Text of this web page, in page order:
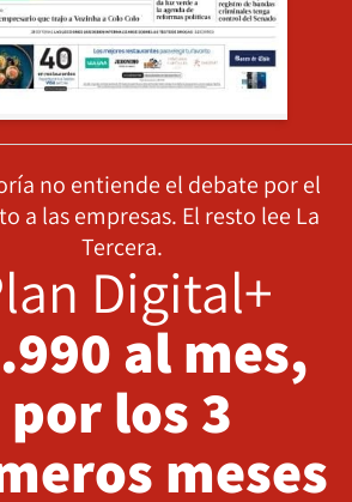
no entiende el debate por el
a las empresas. El resto lee La
Tercera.
Digital+
al mes,
por los 3
meses